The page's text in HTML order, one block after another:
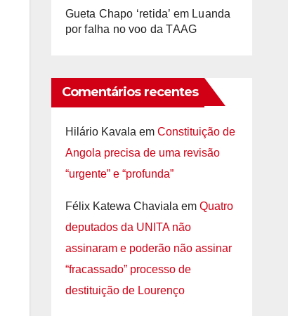
Gueta Chapo ‘retida’ em Luanda
por falha no voo da TAAG
Comentários recentes
Hilário Kavala em Constituição de
Angola precisa de uma revisão
“urgente” e “profunda”
Félix Katewa Chaviala em Quatro
deputados da UNITA não
assinaram e poderão não assinar
“fracassado” processo de
destituição de Lourenço